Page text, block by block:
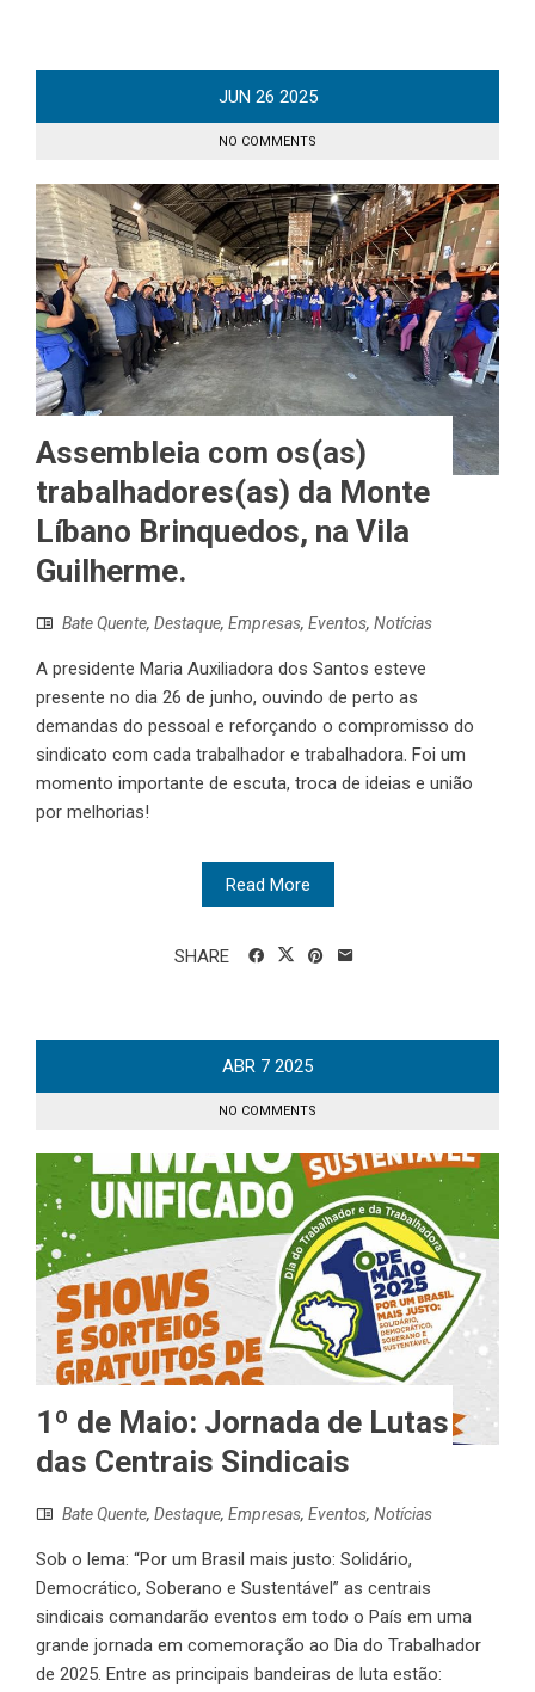
JUN 26 2025
NO COMMENTS
Assembleia com os(as)
trabalhadores(as) da Monte
Líbano Brinquedos, na Vila
Guilherme.
Bate Quente, Destaque, Empresas, Eventos, Notícias
A presidente Maria Auxiliadora dos Santos esteve
presente no dia 26 de junho, ouvindo de perto as
demandas do pessoal e reforçando o compromisso do
sindicato com cada trabalhador e trabalhadora. Foi um
momento importante de escuta, troca de ideias e união
por melhorias!
Read More
SHARE
ABR 7 2025
NO COMMENTS
1º de Maio: Jornada de Lutas
das Centrais Sindicais
Bate Quente, Destaque, Empresas, Eventos, Notícias
Sob o lema: “Por um Brasil mais justo: Solidário,
Democrático, Soberano e Sustentável” as centrais
sindicais comandarão eventos em todo o País em uma
grande jornada em comemoração ao Dia do Trabalhador
de 2025. Entre as principais bandeiras de luta estão: